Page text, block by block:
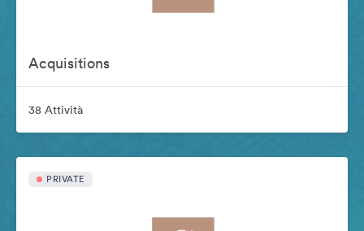
Acquisitions
38 Attività
PRIVATE